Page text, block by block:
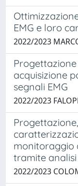
EMG e loro
2022/2023
acquisizione
segnali EMG
2022/2023
monitoraggio
tramite
2022/2023